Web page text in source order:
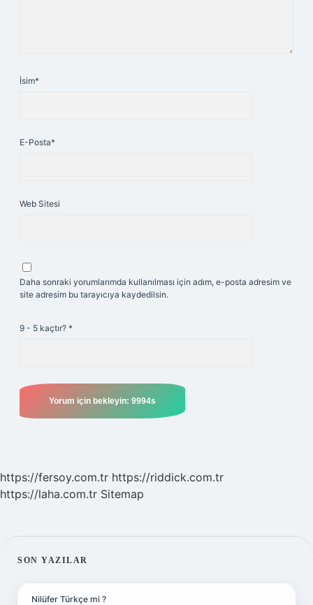
İsim*
E-Posta*
Web Sitesi
Daha sonraki yorumlarımda kullanılması için adım, e-posta adresim ve
site adresim bu tarayıcıya kaydedilsin.
9 - 5 kaçtır? *
https://fersoy.com.tr https://riddick.com.tr
https://laha.com.tr Sitemap
SIDEBAR
SON YAZILAR
Nilüfer Türkçe mi ?